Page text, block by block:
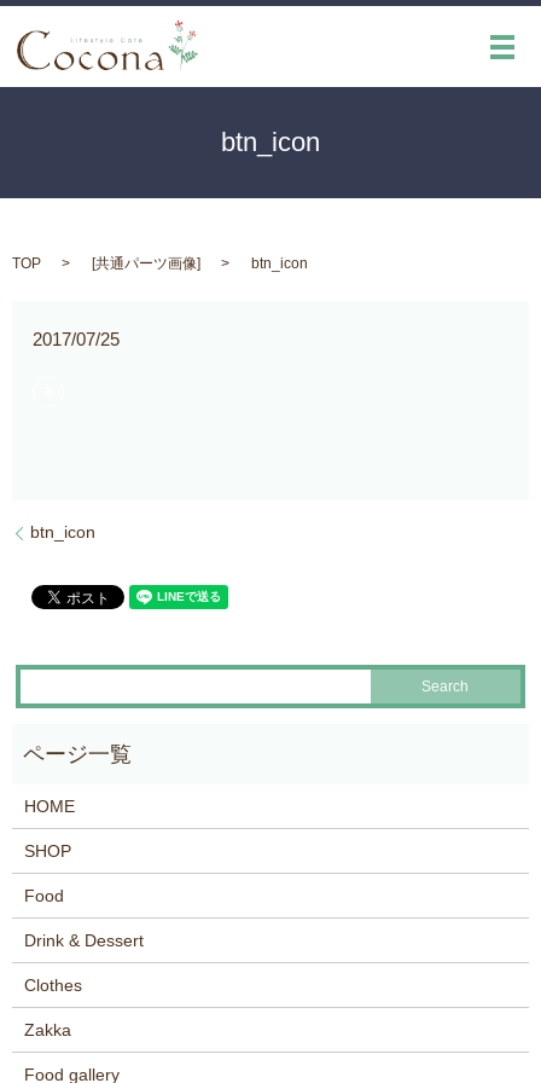
メ
btn_icon
TOP [共通パーツ画像] btn_icon
2017/07/25
btn_icon
HOME
SHOP
Food
Drink & Dessert
Clothes
Zakka
Food gallery